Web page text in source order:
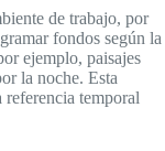
de trabajo, por
fondos según la
ejemplo, paisajes
la noche. Esta
referencia temporal